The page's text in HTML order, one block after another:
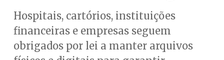
Hospitais, cartórios, instituições
financeiras e empresas seguem
obrigados por lei a manter arquivos